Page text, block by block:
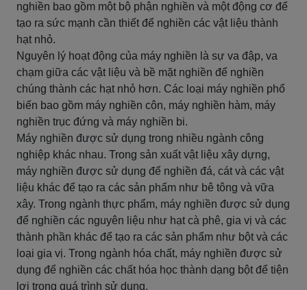
nghiền bao gồm một bộ phận nghiền và một động cơ để
tạo ra sức mạnh cần thiết để nghiền các vật liệu thành
hạt nhỏ.
Nguyên lý hoạt động của máy nghiền là sự va đập, va
chạm giữa các vật liệu và bề mặt nghiền để nghiền
chúng thành các hạt nhỏ hơn. Các loại máy nghiền phổ
biến bao gồm máy nghiền côn, máy nghiền hàm, máy
nghiền trục đứng và máy nghiền bi.
Máy nghiền được sử dụng trong nhiều ngành công
nghiệp khác nhau. Trong sản xuất vật liệu xây dựng,
máy nghiền được sử dụng để nghiền đá, cát và các vật
liệu khác để tạo ra các sản phẩm như bê tông và vữa
xây. Trong ngành thực phẩm, máy nghiền được sử dụng
để nghiền các nguyên liệu như hạt cà phê, gia vị và các
thành phần khác để tạo ra các sản phẩm như bột và các
loại gia vị. Trong ngành hóa chất, máy nghiền được sử
dụng để nghiền các chất hóa học thành dạng bột để tiện
lợi trong quá trình sử dụng.